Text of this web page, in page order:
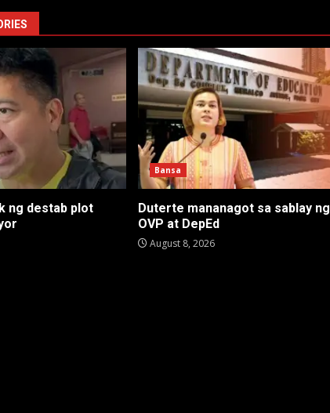
ng destab plot
Bansa
Duterte mananagot sa sablay ng
OVP at DepEd
August 8, 2026